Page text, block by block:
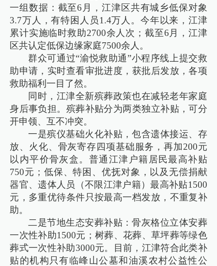
一组数据：截至6月，江津区共有城乡低保对象
3.7万人，有特困人员1.4万人。今年以来，江津
累计实施临时救助2700余人次；截至6月，江津
区共认定低保边缘家庭7500余人。
群众可通过“渝悦救助通”小程序线上提交救
助申请，实时查看审批进度，获批后发放，各项
救助福利一目了然。
同时，江津全新殡葬政策也在减轻老年家庭
身后事负担。殡葬补贴分为两类独立补贴，可分
开申领、互不冲突。
一是殡仪基础火化补贴，包含遗体接运、存
放、火化、骨灰寄存四项基础服务，再加200元
以内平价骨灰盒。普通江津户籍居民最高补贴
750元；低保、特困、优抚对象，以及无偿捐献
器官、遗体人员（不限江津户籍）最高补贴1500
元，多重优待条件只按最高一档发放，不重复补
助。
二是节地生态安葬补贴：骨灰格位立体安葬
一次性补助1500元；树葬、花葬、草坪葬等绿色
葬式一次性补助3000元。目前，江津符合此类补
贴的机构只有临峰山公墓和油溪农村公益性公